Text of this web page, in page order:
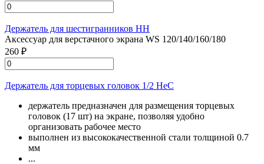
Держатель для шестигранников HH
Аксессуар для верстачного экрана WS 120/140/160/180
260 ₽
Держатель для торцевых головок 1/2 HeC
держатель предназначен для размещения торцевых
головок (17 шт) на экране, позволяя удобно
организовать рабочее место
выполнен из высококачественной стали толщиной 0.7
мм
...